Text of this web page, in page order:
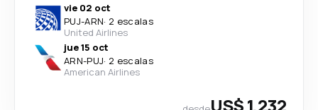
vie 02 oct
PUJ-ARN· 2 escalas
United Airlines
jue 15 oct
ARN-PUJ· 2 escalas
American Airlines
US$ 1,232